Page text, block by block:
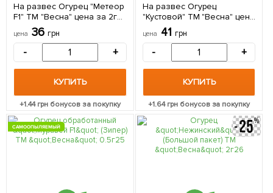
На развес Огурец "Метеор
F1" ТМ "Весна" цена за 2г
(самоопыляемый)
цена 36 грн
- +
КУПИТЬ
+1.44грн бонусов за покупку
На развес Огурец
"Кустовой" ТМ "Весна" цена
цена 41 грн
- +
КУПИТЬ
+1.64грн бонусов за покупку
САМООПЫЛЯЕМЫЙ